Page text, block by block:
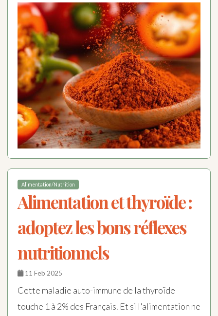
Alimentation/Nutrition
Alimentation et thyroïde :
adoptez les bons réflexes
nutritionnels
11 Feb 2025
Cette maladie auto-immune de la thyroïde
touche 1 à 2% des Français. Et si l'alimentation ne